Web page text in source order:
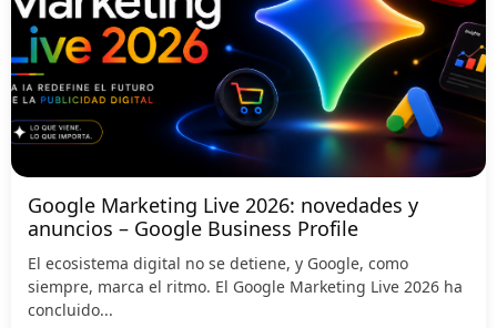
Google Marketing Live 2026: novedades y
anuncios – Google Business Profile
El ecosistema digital no se detiene, y Google, como
siempre, marca el ritmo. El Google Marketing Live 2026 ha
concluido...